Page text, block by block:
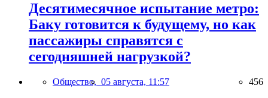
Десятимесячное испытание метро:
Баку готовится к будущему, но как
пассажиры справятся с
сегодняшней нагрузкой?
Общество, 05 августа, 11:57 456